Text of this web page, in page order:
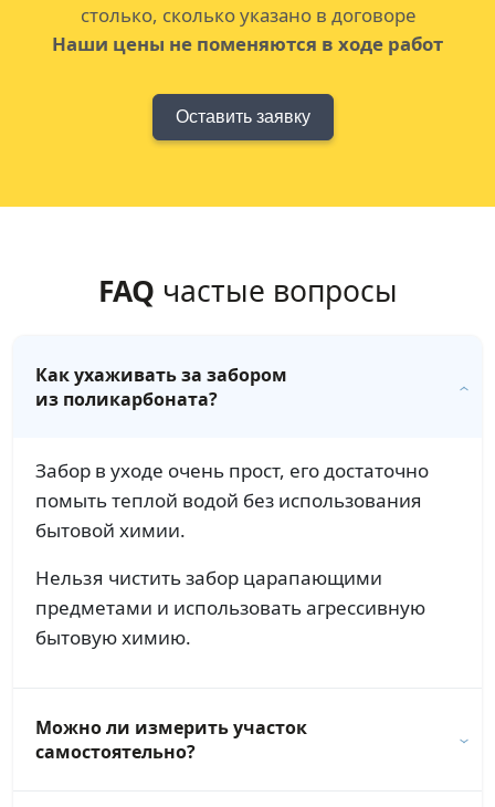
столько, сколько указано в договоре
Наши цены не поменяются в ходе работ
Оставить заявку
FAQ частые вопросы
Как ухаживать за забором
из поликарбоната?
Забор в уходе очень прост, его достаточно
помыть теплой водой без использования
бытовой химии.
Нельзя чистить забор царапающими
предметами и использовать агрессивную
бытовую химию.
Можно ли измерить участок
самостоятельно?